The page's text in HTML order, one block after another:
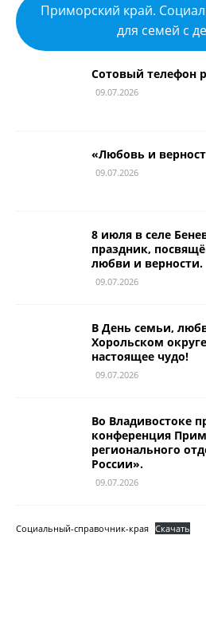
Приморский край.
для семей с
Сотовый телефон
09.07.2026
«Любовь и
09.07.2026
8 июля в селе
праздник,
любви и верности.
09.07.2026
В День семьи,
Хорольском
настоящее чудо!
09.07.2026
Во Владивостоке
конференция
регионального
России».
09.07.2026
Социальный-справочник-края Скачать